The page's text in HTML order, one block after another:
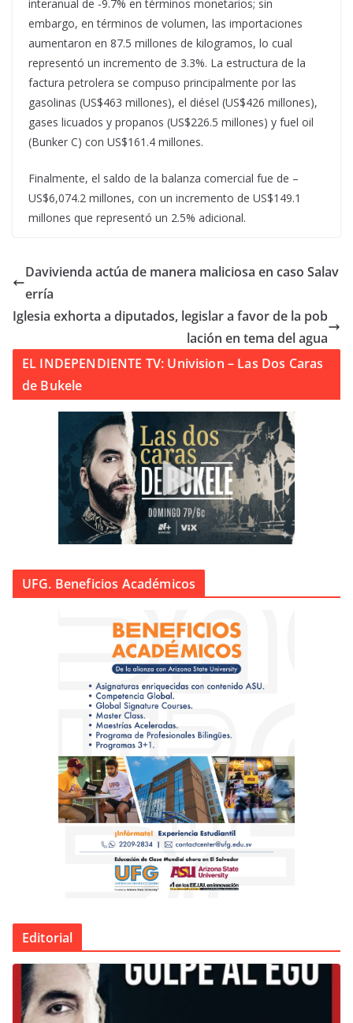
interanual de -9.7% en términos monetarios; sin
embargo, en términos de volumen, las importaciones
aumentaron en 87.5 millones de kilogramos, lo cual
representó un incremento de 3.3%. La estructura de la
factura petrolera se compuso principalmente por las
gasolinas (US$463 millones), el diésel (US$426 millones),
gases licuados y propanos (US$226.5 millones) y fuel oil
(Bunker C) con US$161.4 millones.
Finalmente, el saldo de la balanza comercial fue de –
US$6,074.2 millones, con un incremento de US$149.1
millones que representó un 2.5% adicional.
Davivienda actúa de manera maliciosa en caso Salav
erría
Iglesia exhorta a diputados, legislar a favor de la pob
lación en tema del agua
EL INDEPENDIENTE TV: Univision – Las Dos Caras
de Bukele
UFG. Beneficios Académicos
Editorial